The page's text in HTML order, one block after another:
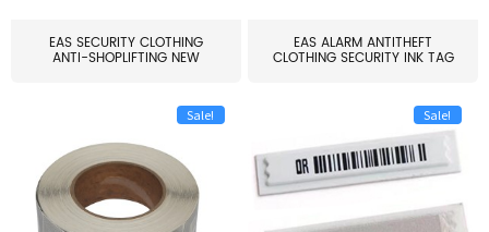
EAS SECURITY CLOTHING
ANTI-SHOPLIFTING NEW
EAS ALARM ANTITHEFT
CLOTHING SECURITY INK TAG
Sale! Sale!